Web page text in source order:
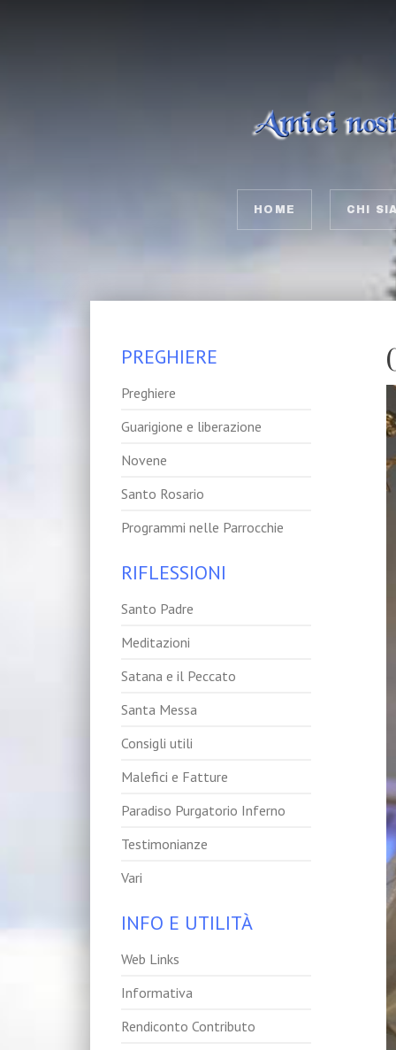
HOME CHI
PREGHIERE
Preghiere
Guarigione e liberazione
Novene
Santo Rosario
Programmi nelle Parrocchie
RIFLESSIONI
Santo Padre
Meditazioni
Satana e il Peccato
Santa Messa
Consigli utili
Malefici e Fatture
Paradiso Purgatorio Inferno
Testimonianze
Vari
INFO E UTILITÀ
Web Links
Informativa
Rendiconto Contributo